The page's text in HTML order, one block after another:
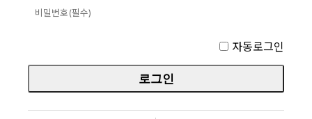
자동로그인